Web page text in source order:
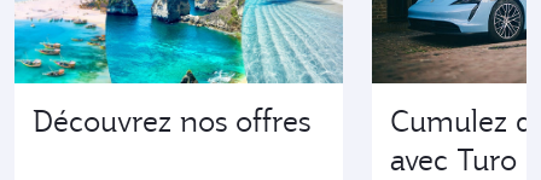
Découvrez nos offres
Cumulez
avec Turo